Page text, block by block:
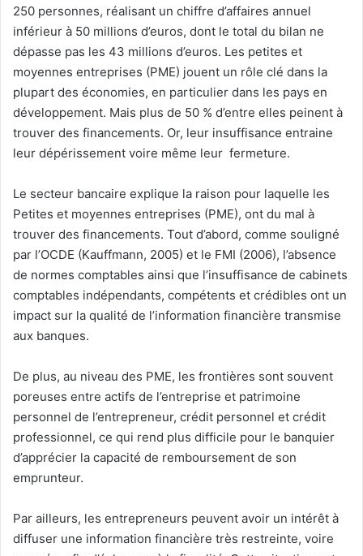
250 personnes, réalisant un chiffre d’affaires annuel
inférieur à 50 millions d’euros, dont le total du bilan ne
dépasse pas les 43 millions d’euros. Les petites et
moyennes entreprises (PME) jouent un rôle clé dans la
plupart des économies, en particulier dans les pays en
développement. Mais plus de 50 % d’entre elles peinent à
trouver des financements. Or, leur insuffisance entraine
leur dépérissement voire même leur fermeture.
Le secteur bancaire explique la raison pour laquelle les
Petites et moyennes entreprises (PME), ont du mal à
trouver des financements. Tout d’abord, comme souligné
par l’OCDE (Kauffmann, 2005) et le FMI (2006), l’absence
de normes comptables ainsi que l’insuffisance de cabinets
comptables indépendants, compétents et crédibles ont un
impact sur la qualité de l’information financière transmise
aux banques.
De plus, au niveau des PME, les frontières sont souvent
poreuses entre actifs de l’entreprise et patrimoine
personnel de l’entrepreneur, crédit personnel et crédit
professionnel, ce qui rend plus difficile pour le banquier
d’apprécier la capacité de remboursement de son
emprunteur.
Par ailleurs, les entrepreneurs peuvent avoir un intérêt à
diffuser une information financière très restreinte, voire